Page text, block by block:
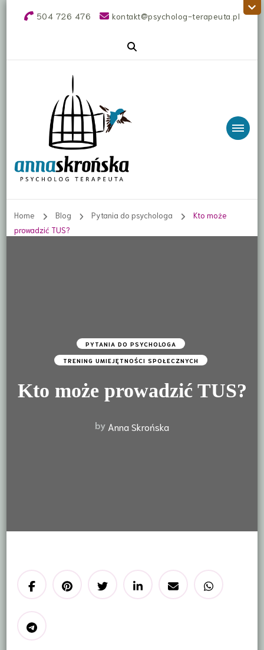
504 726 476 kontakt@psycholog-terapeuta.pl
Anna Skrońska
psycholog
Terapia online. Rozwód, rozstanie, dziecko w
rozwodzie, relacje tel. 504 726 476,
psycholog, terapeuta online, Błonie
Home Blog Pytania do psychologa
Kto może
prowadzić TUS?
PYTANIA DO PSYCHOLOGA
TRENING UMIEJĘTNOŚCI SPOŁECZNYCH
Kto może prowadzić TUS?
by Anna Skrońska